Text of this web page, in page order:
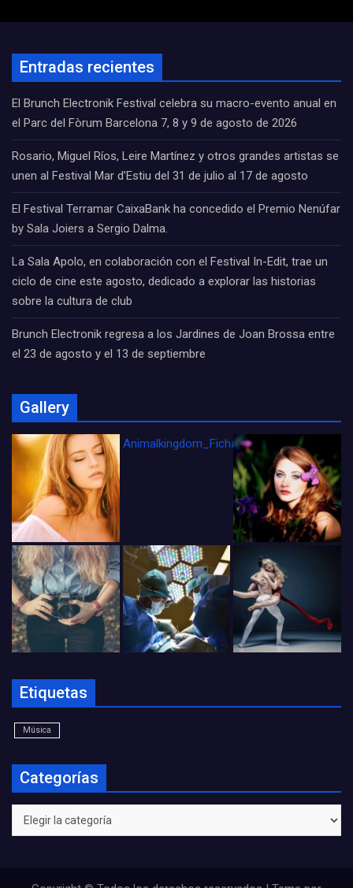
Entradas recientes
El Brunch Electronik Festival celebra su macro-evento anual en
el Parc del Fòrum Barcelona 7, 8 y 9 de agosto de 2026
Rosario, Miguel Ríos, Leire Martínez y otros grandes artistas se
unen al Festival Mar d’Estiu del 31 de julio al 17 de agosto
El Festival Terramar CaixaBank ha concedido el Premio Nenúfar
by Sala Joiers a Sergio Dalma.
La Sala Apolo, en colaboración con el Festival In-Edit, trae un
ciclo de cine este agosto, dedicado a explorar las historias
sobre la cultura de club
Brunch Electronik regresa a los Jardines de Joan Brossa entre
el 23 de agosto y el 13 de septiembre
Gallery
Animalkingdom_FichaCine
Etiquetas
Música
Categorías
Categorías